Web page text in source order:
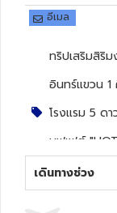
อีเมล
ทริปเสริมสิริ
อินทร์แขวน
โรงแรม 5 ด
บุฟเฟต์
อิสระ
เดินทางช่วง
ทัวร์นิวซีแลนด์